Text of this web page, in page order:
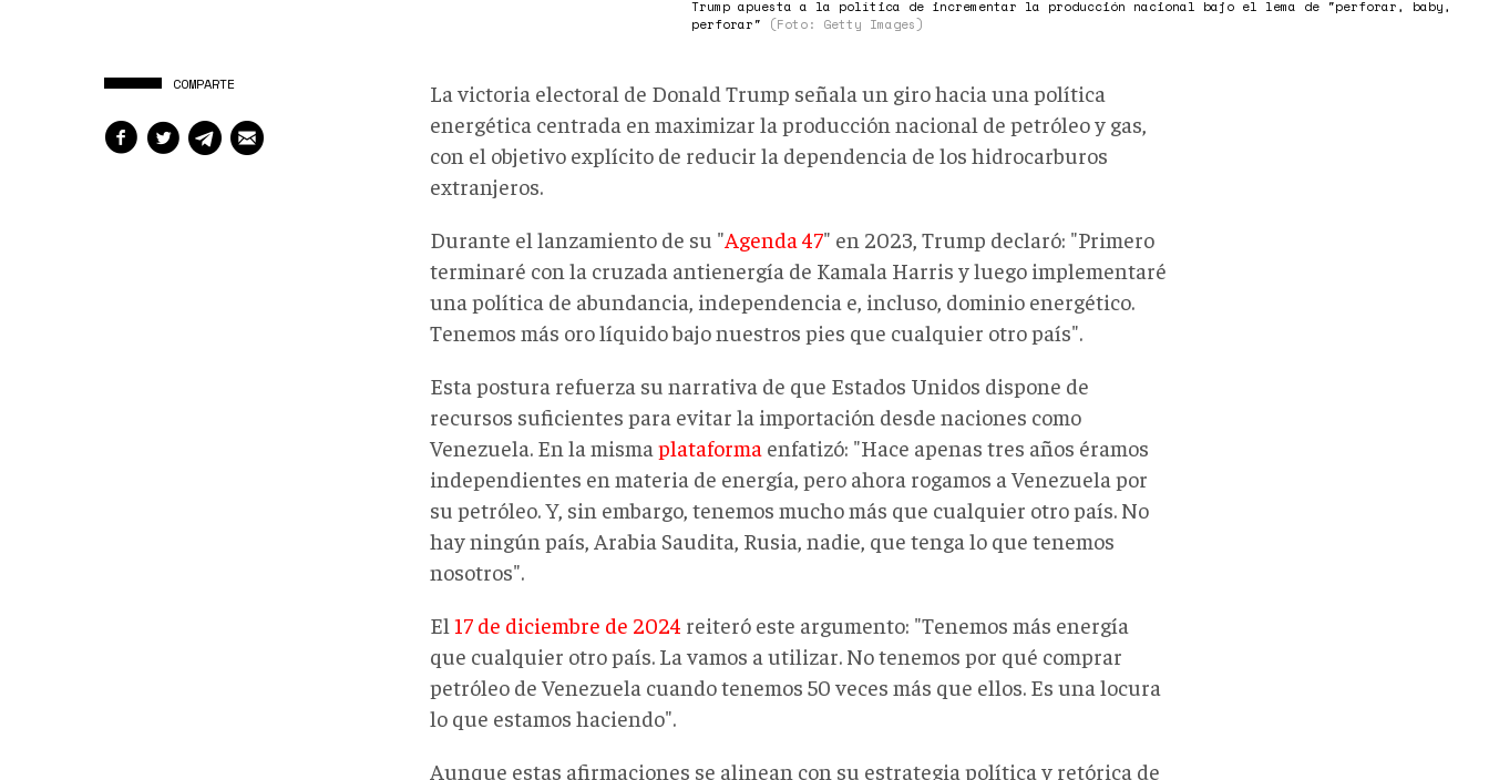
Trump apuesta a la política de incrementar la producción nacional bajo el lema de "perforar, baby,
perforar"
(Foto: Getty Images)
COMPARTE
La victoria electoral de Donald Trump señala un giro hacia una política
energética centrada en maximizar la producción nacional de petróleo y gas,
con el objetivo explícito de reducir la dependencia de los hidrocarburos
extranjeros.
Durante el lanzamiento de su "Agenda 47" en 2023, Trump declaró: "Primero
terminaré con la cruzada antienergía de Kamala Harris y luego implementaré
una política de abundancia, independencia e, incluso, dominio energético.
Tenemos más oro líquido bajo nuestros pies que cualquier otro país".
Esta postura refuerza su narrativa de que Estados Unidos dispone de
recursos suficientes para evitar la importación desde naciones como
Venezuela. En la misma plataforma enfatizó: "Hace apenas tres años éramos
independientes en materia de energía, pero ahora rogamos a Venezuela por
su petróleo. Y, sin embargo, tenemos mucho más que cualquier otro país. No
hay ningún país, Arabia Saudita, Rusia, nadie, que tenga lo que tenemos
nosotros".
El 17 de diciembre de 2024 reiteró este argumento: "Tenemos más energía
que cualquier otro país. La vamos a utilizar. No tenemos por qué comprar
petróleo de Venezuela cuando tenemos 50 veces más que ellos. Es una locura
lo que estamos haciendo".
Aunque estas afirmaciones se alinean con su estrategia política y retórica de